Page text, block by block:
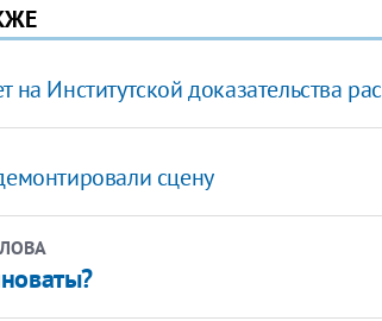
Институтской доказательства
сцену